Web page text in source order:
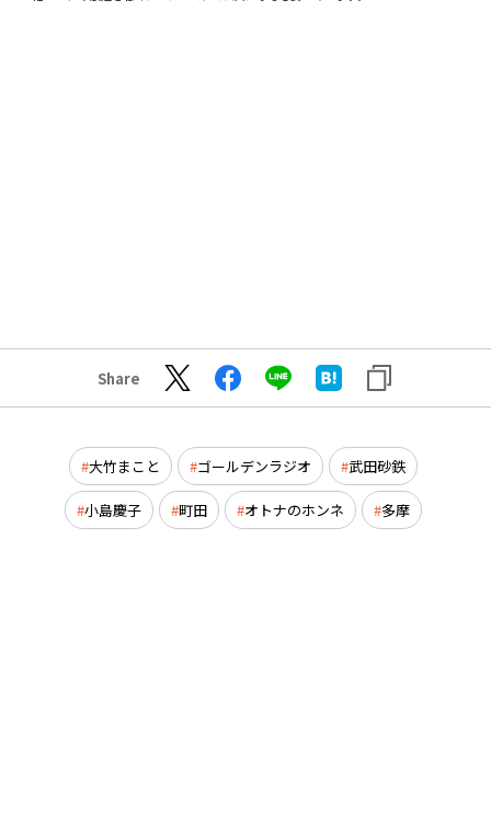
Share
大竹まこと ゴールデンラジオ 武田砂鉄
小島慶子 町田 オトナのホンネ 多摩